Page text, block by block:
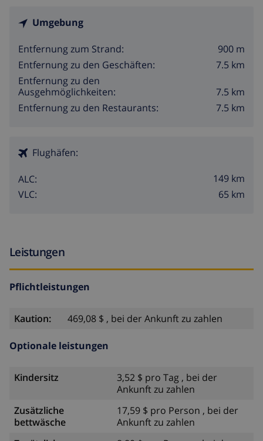
Umgebung
Entfernung zum Strand:
900 m
Entfernung zu den Geschäften:
7.5 km
Entfernung zu den
Ausgehmöglichkeiten:
7.5 km
Entfernung zu den Restaurants:
7.5 km
Flughäfen:
ALC:
149 km
VLC:
65 km
Leistungen
Pflichtleistungen
Kaution: 469,08 $ , bei der Ankunft zu zahlen
Optionale leistungen
Kindersitz
3,52 $ pro Tag , bei der
Ankunft zu zahlen
Zusätzliche
bettwäsche
17,59 $ pro Person , bei der
Ankunft zu zahlen